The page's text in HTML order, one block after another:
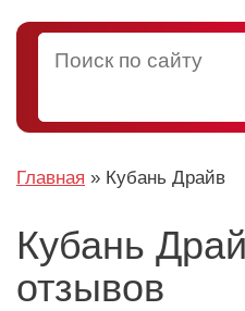
Главная » Кубань Драйв
Кубань
отзывов